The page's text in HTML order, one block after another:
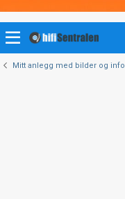
Mitt anlegg med bilder og info